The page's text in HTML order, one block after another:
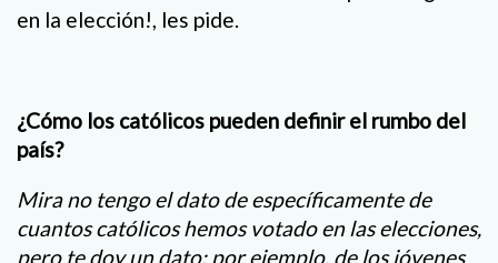
en la elección!, les pide.
¿Cómo los católicos pueden definir el rumbo del
país?
Mira no tengo el dato de específicamente de
cuantos católicos hemos votado en las elecciones,
pero te doy un dato: por ejemplo, de los jóvenes